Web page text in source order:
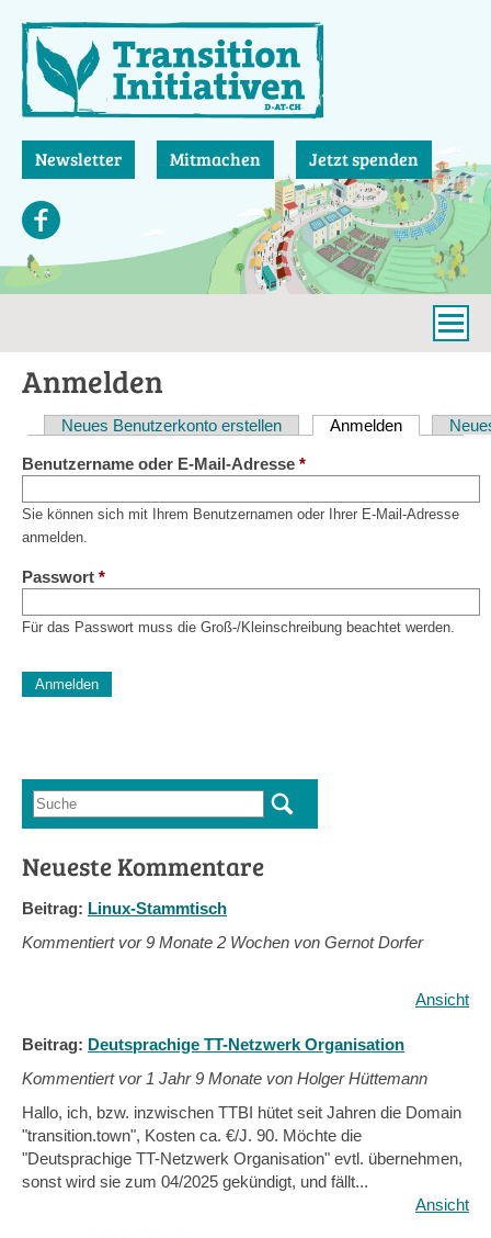
zum
Inhalt
Newsletter Mitmachen Jetzt spenden
Anmelden
Haupt-
Reiter
Neues Benutzerkonto erstellen Anmelden(aktiver
Benutzername oder E-Mail-Adresse *
Sie können sich mit Ihrem Benutzernamen oder Ihrer E-Mail-Adresse
anmelden.
Passwort *
Für das Passwort muss die Groß-/Kleinschreibung beachtet werden.
Diese Sicherheitsfrage überprüft, ob Sie ein menschlicher
Suchformular
Suche
Neueste Kommentare
Beitrag: Linux-Stammtisch
Kommentiert vor9 Monate 2 Wochen von Gernot Dorfer
Ansicht
Beitrag: Deutsprachige TT-Netzwerk Organisation
Kommentiert vor 1 Jahr 9 Monate von Holger Hüttemann
Hallo, ich, bzw. inzwischen TTBI hütet seit Jahren die Domain
"transition.town", Kosten ca. €/J. 90. Möchte die
"Deutsprachige TT-Netzwerk Organisation" evtl. übernehmen,
sonst wird sie zum 04/2025 gekündigt, und fällt...
Ansicht